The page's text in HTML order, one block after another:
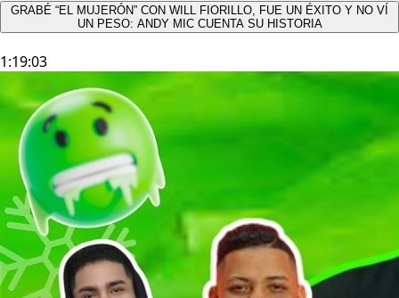
GRABÉ “EL MUJERÓN” CON WILL FIORILLO, FUE UN ÉXITO Y NO VÍ
UN PESO: ANDY MIC CUENTA SU HISTORIA
1:19:03